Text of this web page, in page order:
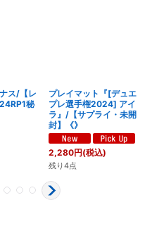
ス/【レ
秘
プレイマット『[デュエ
プレ選手権2024] アイ
ラ』/【サプライ・未開
封】《》
2,280円(税込)
残り4点